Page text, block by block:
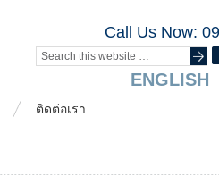
Call Us Now:
ENGLISH
ติดต่อเรา